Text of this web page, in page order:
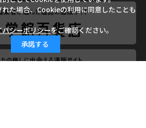
た場合、Cookieの利用に同意したことも
バシーポリシーをご確認ください。
承諾する